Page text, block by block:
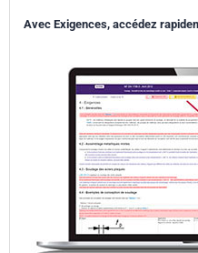
Avec Exigences, accédez